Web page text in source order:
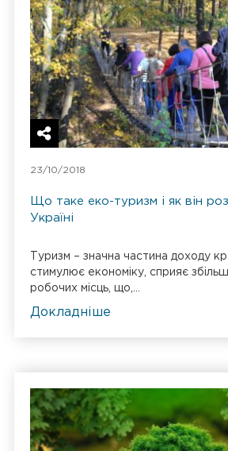
23/10/2018
Що таке еко-туризм і як він
Україні
Туризм – значна частина доходу
стимулює економіку, сприяє
робочих місць, що,...
Докладніше